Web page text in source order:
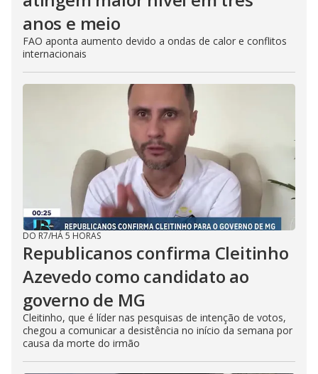
anos e meio
FAO aponta aumento devido a ondas de calor e conflitos
internacionais
DO R7/HÁ 5 HORAS
Republicanos confirma Cleitinho
Azevedo como candidato ao
governo de MG
Cleitinho, que é líder nas pesquisas de intenção de votos,
chegou a comunicar a desistência no início da semana por
causa da morte do irmão